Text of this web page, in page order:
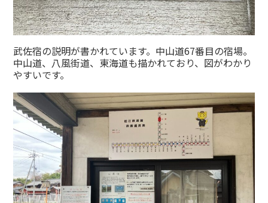
武佐宿の説明が書かれています。中山道67番目の宿場。
中山道、八風街道、東海道も描かれており、図がわかり
やすいです。